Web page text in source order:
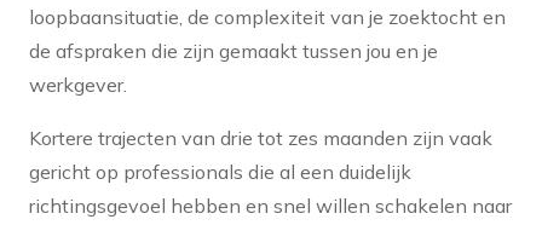
loopbaansituatie, de complexiteit van je zoektocht en
de afspraken die zijn gemaakt tussen jou en je
werkgever.
Kortere trajecten van drie tot zes maanden zijn vaak
gericht op professionals die al een duidelijk
richtingsgevoel hebben en snel willen schakelen naar